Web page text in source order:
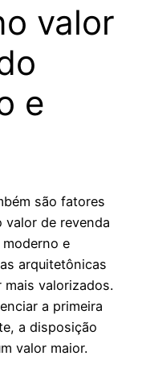
valor
e
são fatores
valor de revenda
e
arquitetônicas
mais valorizados.
a primeira
a disposição
valor maior.